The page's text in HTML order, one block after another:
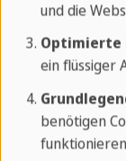
Cuba bietet
und
Gäste können
Céspedes
für
historischen
und die
Optimierte
ein flüssiger
benötigen